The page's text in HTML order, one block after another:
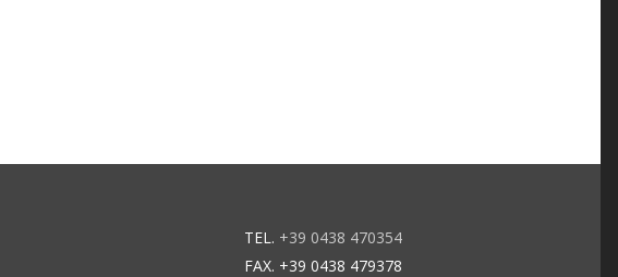
TEL. +39 0438 470354
FAX. +39 0438 479378